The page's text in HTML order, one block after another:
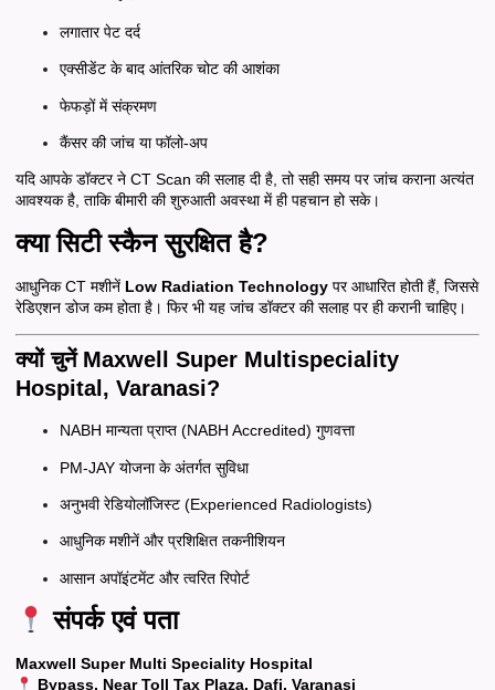
लगातार पेट दर्द
एक्सीडेंट के बाद आंतरिक चोट की आशंका
फेफड़ों में संक्रमण
कैंसर की जांच या फॉलो-अप
यदि आपके डॉक्टर ने CT Scan की सलाह दी है, तो सही समय पर जांच कराना अत्यंत
आवश्यक है, ताकि बीमारी की शुरुआती अवस्था में ही पहचान हो सके।
क्या सिटी स्कैन सुरक्षित है?
आधुनिक CT मशीनें Low Radiation Technology पर आधारित होती हैं, जिससे
रेडिएशन डोज कम होता है। फिर भी यह जांच डॉक्टर की सलाह पर ही करानी चाहिए।
क्यों चुनें Maxwell Super Multispeciality
Hospital, Varanasi?
NABH मान्यता प्राप्त (NABH Accredited) गुणवत्ता
PM-JAY योजना के अंतर्गत सुविधा
अनुभवी रेडियोलॉजिस्ट (Experienced Radiologists)
आधुनिक मशीनें और प्रशिक्षित तकनीशियन
आसान अपॉइंटमेंट और त्वरित रिपोर्ट
संपर्क एवं पता
Maxwell Super Multi Speciality Hospital
Bypass, Near Toll Tax Plaza, Dafi, Varanasi